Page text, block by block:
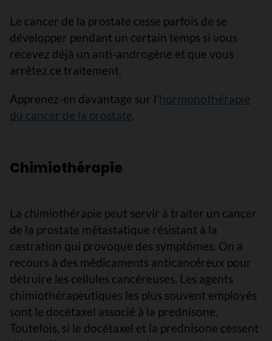
Le cancer de la prostate cesse parfois de se
développer pendant un certain temps si vous
recevez déjà un anti-androgène et que vous
arrêtez ce traitement.
Apprenez-en davantage sur l’hormonothérapie
du cancer de la prostate.
Chimiothérapie
La chimiothérapie peut servir à traiter un cancer
de la prostate métastatique résistant à la
castration qui provoque des symptômes. On a
recours à des médicaments anticancéreux pour
détruire les cellules cancéreuses. Les agents
chimiothérapeutiques les plus souvent employés
sont le docétaxel associé à la prednisone.
Toutefois, si le docétaxel et la prednisone cessent